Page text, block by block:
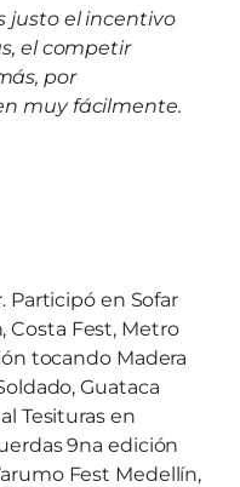
justo el incentivo
el competir
por
muy fácilmente.
Participó en Sofar
Costa Fest, Metro
tocando Madera
Guataca
Tesituras en
9na edición
Fest Medellín,